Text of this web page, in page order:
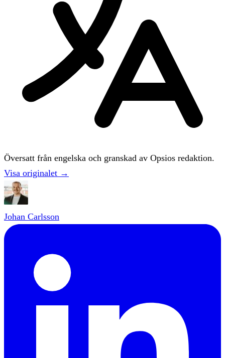
Översatt från engelska och granskad av Opsios redaktion.
Visa originalet →
Johan Carlsson